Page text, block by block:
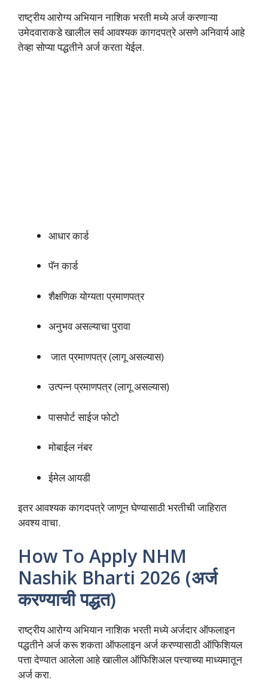
राष्ट्रीय आरोग्य अभियान नाशिक भरती मध्ये अर्ज करणाऱ्या
उमेदवाराकडे खालील सर्व आवश्यक कागदपत्रे असणे अनिवार्य आहे
तेव्हा सोप्या पद्धतीने अर्ज करता येईल.
आधार कार्ड
पॅन कार्ड
शैक्षणिक योग्यता प्रमाणपत्र
अनुभव असल्याचा पुरावा
जात प्रमाणपत्र (लागू असल्यास)
उत्पन्न प्रमाणपत्र (लागू असल्यास)
पासपोर्ट साईज फोटो
मोबाईल नंबर
ईमेल आयडी
इतर आवश्यक कागदपत्रे जाणून घेण्यासाठी भरतीची जाहिरात
अवश्य वाचा.
How To Apply NHM
Nashik Bharti 2026 (अर्ज
करण्याची पद्धत)
राष्ट्रीय आरोग्य अभियान नाशिक भरती मध्ये अर्जदार ऑफलाइन
पद्धतीने अर्ज करू शकता ऑफलाइन अर्ज करण्यासाठी ऑफिशियल
पत्ता देण्यात आलेला आहे खालील ऑफिशिअल पत्त्याच्या माध्यमातून
अर्ज करा.